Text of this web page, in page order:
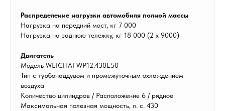
Распределение нагрузки автомобиля полной массы
Нагрузка на передний мост, кг 7 000
Нагрузка на заднюю тележку, кг 18 000 (2 х 9000)
Двигатель
Модель WEICHAI WP12.430E50
Тип с турбонаддувом и промежуточным охлаждением
воздуха
Количество цилиндров / Расположение 6 / рядное
Максимальная полезная мощность, л. с. 430